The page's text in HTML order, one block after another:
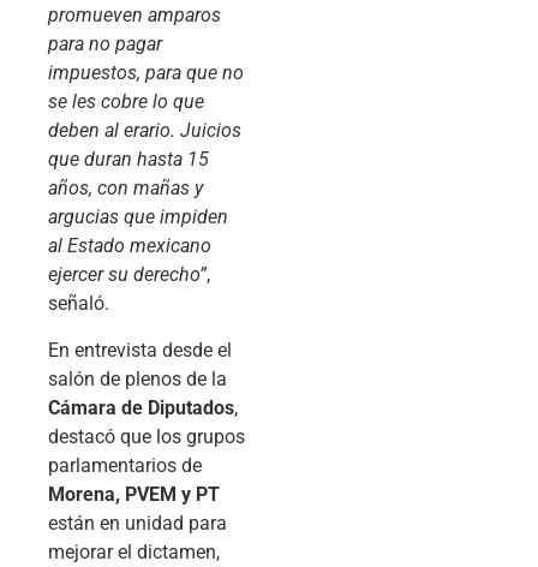
promueven amparos
para no pagar
impuestos, para que no
se les cobre lo que
deben al erario. Juicios
que duran hasta 15
años, con mañas y
argucias que impiden
al Estado mexicano
ejercer su derecho”,
señaló.
En entrevista desde el
salón de plenos de la
Cámara de Diputados,
destacó que los grupos
parlamentarios de
Morena, PVEM y PT
están en unidad para
mejorar el dictamen,